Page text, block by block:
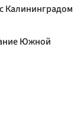
Калининградом
Южной